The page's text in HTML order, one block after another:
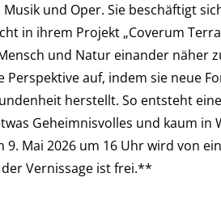
und Oper. Sie beschäftigt
in ihrem Projekt „Coverum
und Natur einander näher
auf, indem sie neue
herstellt. So entsteht
Geheimnisvolles und kaum in
9. Mai 2026 um 16 Uhr wird von
Vernissage ist frei.**